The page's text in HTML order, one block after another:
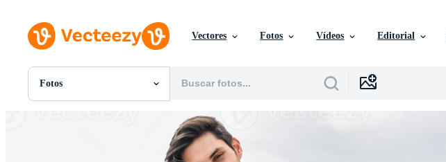
Vectores Fotos Vídeos Editorial
Fotos
Todas Imágenes